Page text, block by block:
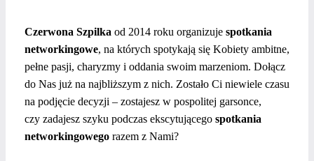
Czerwona Szpilka od 2014 roku organizuje spotkania
networkingowe, na których spotykają się Kobiety ambitne,
pełne pasji, charyzmy i oddania swoim marzeniom. Dołącz
do Nas już na najbliższym z nich. Zostało Ci niewiele czasu
na podjęcie decyzji – zostajesz w pospolitej garsonce,
czy zadajesz szyku podczas ekscytującego spotkania
networkingowego razem z Nami?